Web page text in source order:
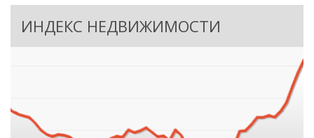
ИНДЕКС НЕДВИЖИМОСТИ